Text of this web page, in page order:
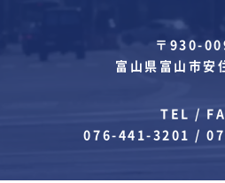
〒930-
富山県富山市安
TEL /
076-441-3201 /